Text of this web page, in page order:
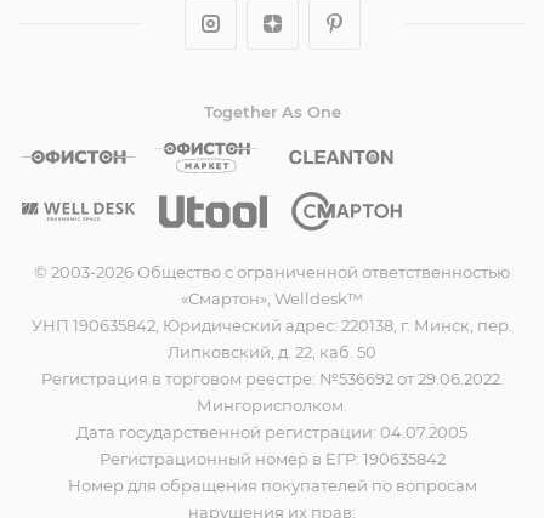
Together As One
© 2003-2026 Общество с ограниченной ответственностью
«Смартон», Welldesk™
УНП 190635842, Юридический адрес: 220138, г. Минск, пер.
Липковский, д. 22, каб. 50
Регистрация в торговом реестре: №536692 от 29.06.2022.
Мингорисполком.
Дата государственной регистрации: 04.07.2005
Регистрационный номер в ЕГР: 190635842
Номер для обращения покупателей по вопросам
нарушения их прав: